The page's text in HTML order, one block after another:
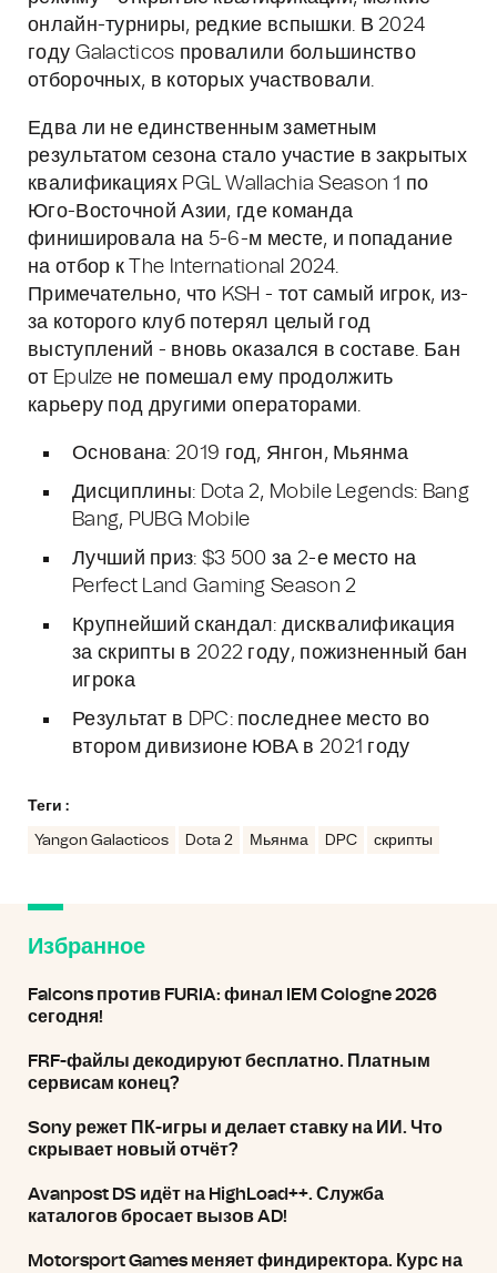
онлайн-турниры, редкие вспышки. В 2024
году Galacticos провалили большинство
отборочных, в которых участвовали.
Едва ли не единственным заметным
результатом сезона стало участие в закрытых
квалификациях PGL Wallachia Season 1 по
Юго-Восточной Азии, где команда
финишировала на 5-6-м месте, и попадание
на отбор к The International 2024.
Примечательно, что KSH - тот самый игрок, из-
за которого клуб потерял целый год
выступлений - вновь оказался в составе. Бан
от Epulze не помешал ему продолжить
карьеру под другими операторами.
Основана: 2019 год, Янгон, Мьянма
Дисциплины: Dota 2, Mobile Legends: Bang
Bang, PUBG Mobile
Лучший приз: $3 500 за 2-е место на
Perfect Land Gaming Season 2
Крупнейший скандал: дисквалификация
за скрипты в 2022 году, пожизненный бан
игрока
Результат в DPC: последнее место во
втором дивизионе ЮВА в 2021 году
Теги :
Yangon Galacticos Dota 2 Мьянма DPC скрипты
Избранное
Falcons против FURIA: финал IEM Cologne 2026
сегодня!
FRF-файлы декодируют бесплатно. Платным
сервисам конец?
Sony режет ПК-игры и делает ставку на ИИ. Что
скрывает новый отчёт?
Avanpost DS идёт на HighLoad++. Служба
каталогов бросает вызов AD!
Motorsport Games меняет финдиректора. Курс на